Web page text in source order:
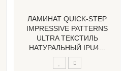
ЛАМИНАТ QUICK-STEP
IMPRESSIVE PATTERNS
ULTRA ТЕКСТИЛЬ
НАТУРАЛЬНЫЙ IPU4...